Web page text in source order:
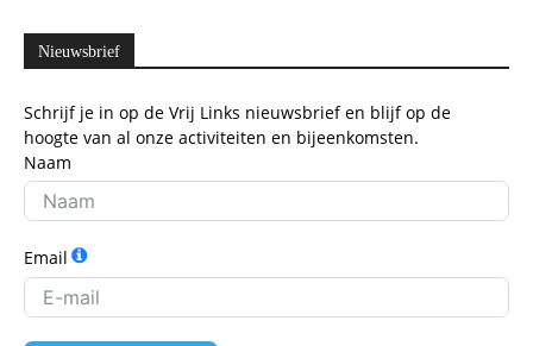
Nieuwsbrief
Schrijf je in op de Vrij Links nieuwsbrief en blijf op de
hoogte van al onze activiteiten en bijeenkomsten.
Naam
Email